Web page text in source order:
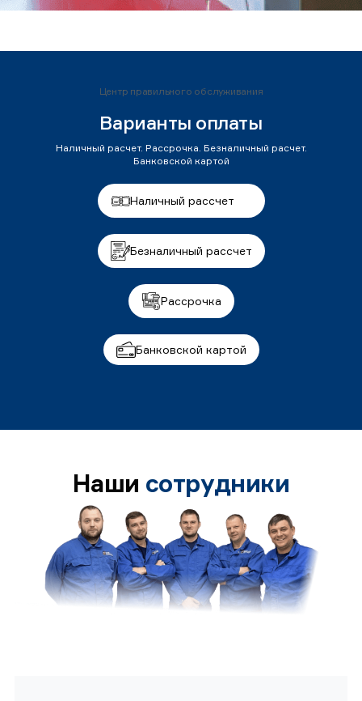
Центр правильного обслуживания
Варианты оплаты
Наличный расчет. Рассрочка. Безналичный расчет.
Банковской картой
Наличный рассчет
Безналичный рассчет
Рассрочка
Банковской картой
Наши сотрудники